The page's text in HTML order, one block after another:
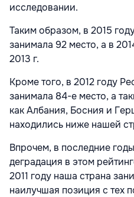
исследовании.
Таким образом, в 2015
занимала 92 место, а в
2013 г.
Кроме того, в 2012 году
занимала 84-е место, а
как Албания, Босния и
находились ниже нашей
Впрочем, в последние
деградация в этом
2011 году наша страна
наилучшая позиция с тех